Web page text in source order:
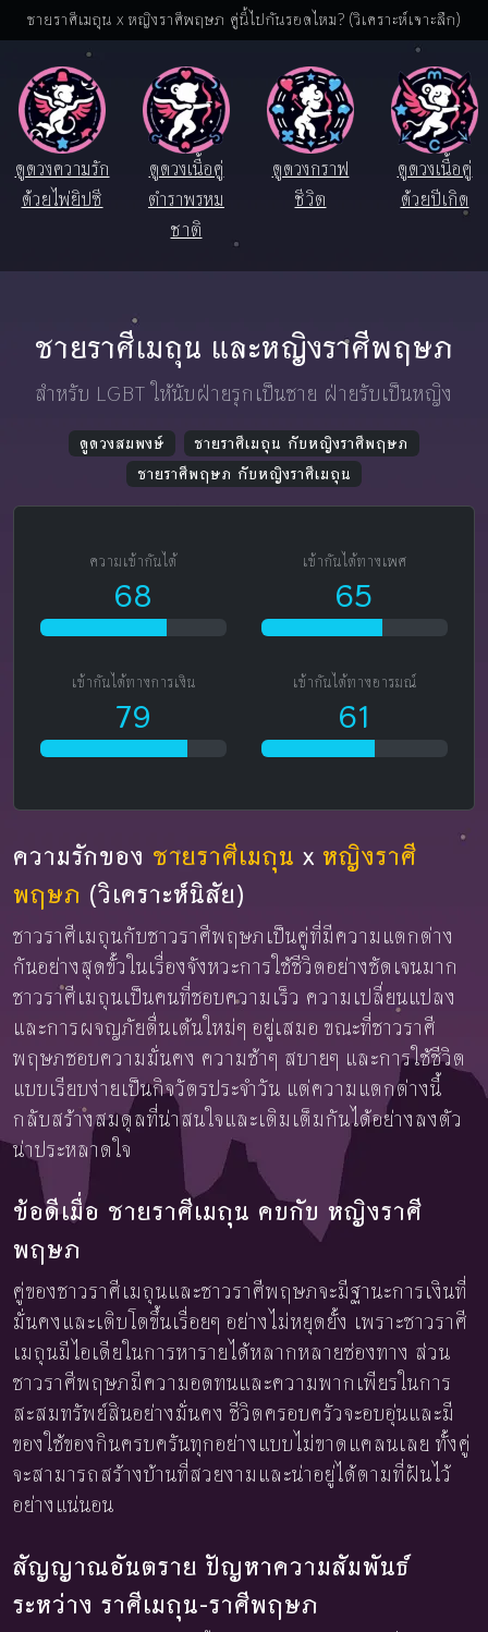
ชายราศีเมถุน x หญิงราศีพฤษภ คู่นี้ไปกันรอดไหม? (วิเคราะห์เจาะลึก)
ดูดวงความรัก
ด้วยไพ่ยิปซี
ดูดวงเนื้อคู่
ตำราพรหม
ชาติ
ดูดวงกราฟ
ชีวิต
ดูดวงเนื้อคู่
ด้วยปีเกิด
ชายราศีเมถุน และหญิงราศีพฤษภ
สำหรับ LGBT ให้นับฝ่ายรุกเป็นชาย ฝ่ายรับเป็นหญิง
ดูดวงสมพงษ์
ชายราศีเมถุน กับหญิงราศีพฤษภ
ชายราศีพฤษภ กับหญิงราศีเมถุน
ความเข้ากันได้
68
เข้ากันได้ทางเพศ
65
เข้ากันได้ทางการเงิน
79
เข้ากันได้ทางอารมณ์
61
ความรักของ ชายราศีเมถุน x หญิงราศี
พฤษภ (วิเคราะห์นิสัย)
ชาวราศีเมถุนกับชาวราศีพฤษภเป็นคู่ที่มีความแตกต่าง
กันอย่างสุดขั้วในเรื่องจังหวะการใช้ชีวิตอย่างชัดเจนมาก
ชาวราศีเมถุนเป็นคนที่ชอบความเร็ว ความเปลี่ยนแปลง
และการผจญภัยตื่นเต้นใหม่ๆ อยู่เสมอ ขณะที่ชาวราศี
พฤษภชอบความมั่นคง ความช้าๆ สบายๆ และการใช้ชีวิต
แบบเรียบง่ายเป็นกิจวัตรประจำวัน แต่ความแตกต่างนี้
กลับสร้างสมดุลที่น่าสนใจและเติมเต็มกันได้อย่างลงตัว
น่าประหลาดใจ
ข้อดีเมื่อ ชายราศีเมถุน คบกับ หญิงราศี
พฤษภ
คู่ของชาวราศีเมถุนและชาวราศีพฤษภจะมีฐานะการเงินที่
มั่นคงและเติบโตขึ้นเรื่อยๆ อย่างไม่หยุดยั้ง เพราะชาวราศี
เมถุนมีไอเดียในการหารายได้หลากหลายช่องทาง ส่วน
ชาวราศีพฤษภมีความอดทนและความพากเพียรในการ
สะสมทรัพย์สินอย่างมั่นคง ชีวิตครอบครัวจะอบอุ่นและมี
ของใช้ของกินครบครันทุกอย่างแบบไม่ขาดแคลนเลย ทั้งคู่
จะสามารถสร้างบ้านที่สวยงามและน่าอยู่ได้ตามที่ฝันไว้
อย่างแน่นอน
สัญญาณอันตราย ปัญหาความสัมพันธ์
ระหว่าง ราศีเมถุน-ราศีพฤษภ